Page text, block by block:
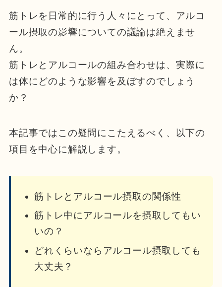
筋トレを日常的に行う人々にとって、アルコ
ール摂取の影響についての議論は絶えませ
ん。
筋トレとアルコールの組み合わせは、実際に
は体にどのような影響を及ぼすのでしょう
か？
本記事ではこの疑問にこたえるべく、以下の
項目を中心に解説します。
筋トレとアルコール摂取の関係性
筋トレ中にアルコールを摂取してもい
いの？
どれくらいならアルコール摂取しても
大丈夫？